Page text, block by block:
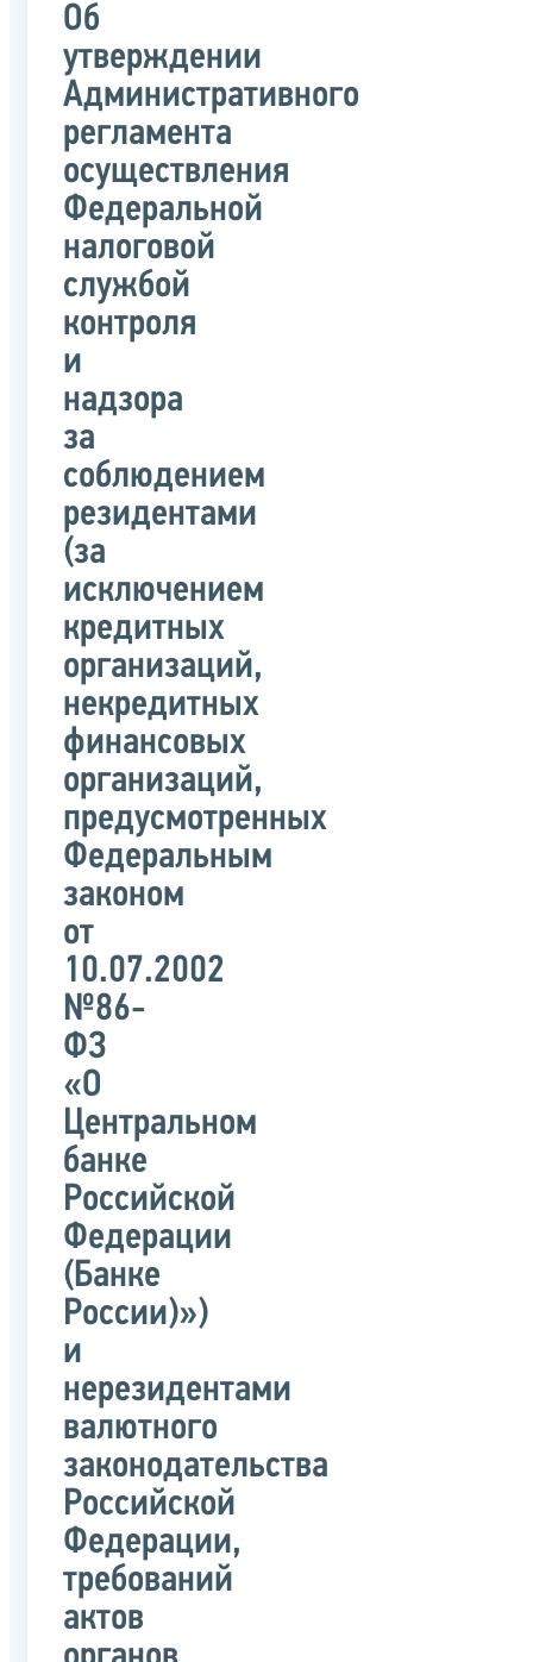
Об
утверждении
Административного
регламента
осуществления
Федеральной
налоговой
службой
контроля
и
надзора
за
соблюдением
резидентами
(за
исключением
кредитных
организаций,
некредитных
финансовых
организаций,
предусмотренных
Федеральным
законом
от
10.07.2002
№86-
ФЗ
«О
Центральном
банке
Российской
Федерации
(Банке
России)»)
и
нерезидентами
валютного
законодательства
Российской
Федерации,
требований
актов